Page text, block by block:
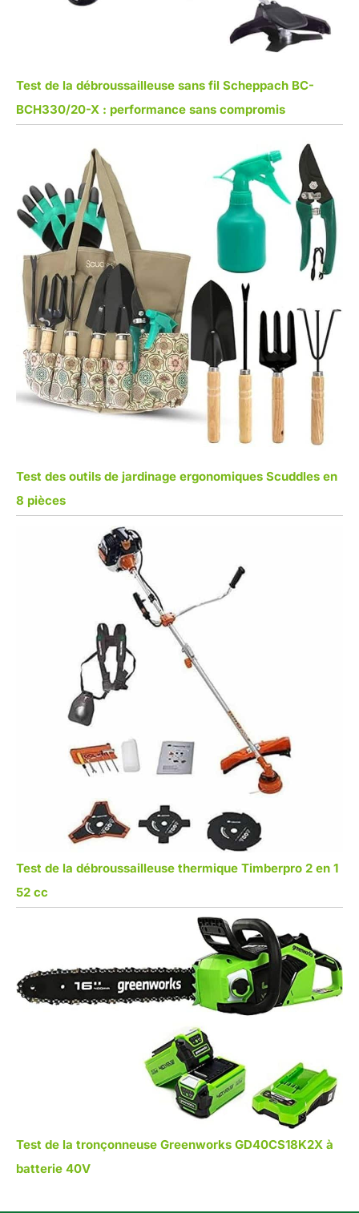
Test de la débroussailleuse sans fil Scheppach BC-
BCH330/20-X : performance sans compromis
Test des outils de jardinage ergonomiques Scuddles en
8 pièces
Test de la débroussailleuse thermique Timberpro 2 en 1
52 cc
Test de la tronçonneuse Greenworks GD40CS18K2X à
batterie 40V